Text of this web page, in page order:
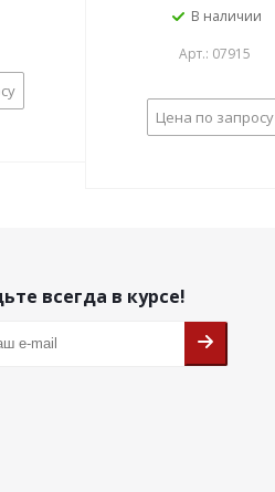
В наличии
Арт.: 07915
Цена по запросу
всегда в курсе!